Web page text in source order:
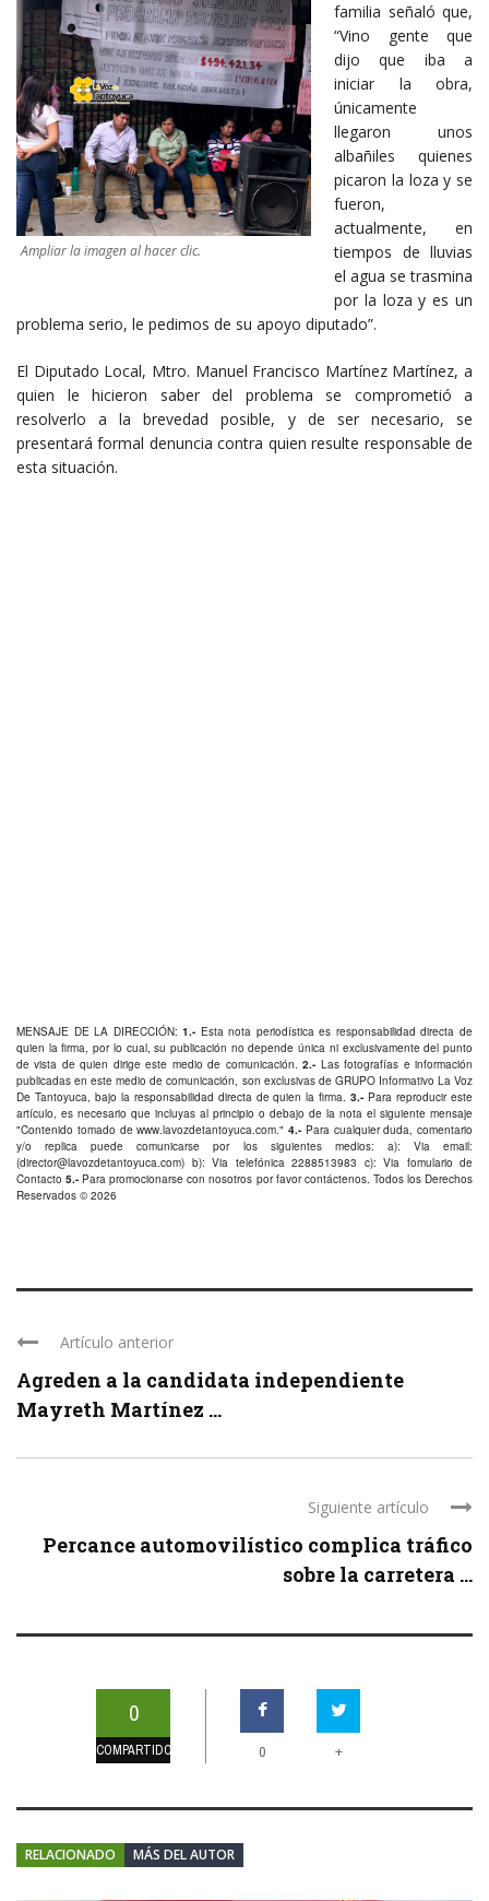
Ampliar la imagen al hacer clic.
familia señaló que,
“Vino gente que
dijo que iba a
iniciar la obra,
únicamente
llegaron unos
albañiles quienes
picaron la loza y se
fueron,
actualmente, en
tiempos de lluvias
el agua se trasmina
por la loza y es un
problema serio, le pedimos de su apoyo diputado”.
El Diputado Local, Mtro. Manuel Francisco Martínez Martínez, a
quien le hicieron saber del problema se comprometió a
resolverlo a la brevedad posible, y de ser necesario, se
presentará formal denuncia contra quien resulte responsable de
esta situación.
MENSAJE DE LA DIRECCIÓN:1.- Esta nota periodística es responsabilidad directa de
quien la firma, por lo cual, su publicación no depende única ni exclusivamente del punto
de vista de quien dirige este medio de comunicación.2.- Las fotografías e información
publicadas en este medio de comunicación, son exclusivas de GRUPO Informativo La Voz
De Tantoyuca, bajo la responsabilidad directa de quien la firma.3.- Para reproducir este
artículo, es necesario que incluyas al principio o debajo de la nota el siguiente mensaje
"Contenido tomado dewww.lavozdetantoyuca.com." 4.- Para cualquier duda, comentario
y/o replica puede comunicarse por los siguientes medios: a): Via email:
(director@lavozdetantoyuca.com) b): Via telefónica 2288513983 c): Via fomulario de
Contacto 5.- Para promocionarse con nosotros por favorcontáctenos. Todos los Derechos
Reservados © 2026
Artículo anterior
Agreden a la candidata independiente
Mayreth Martínez ...
Siguiente artículo
Percance automovilístico complica tráfico
sobre la carretera ...
0
COMPARTIDOS 0 +
RELACIONADO MÁS DEL AUTOR